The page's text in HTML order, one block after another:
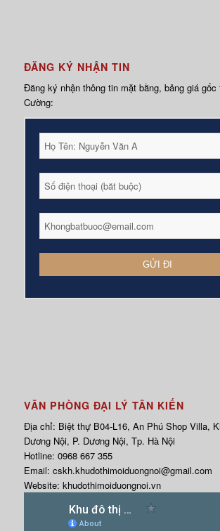
ĐĂNG KÝ NHẬN TIN
Đăng ký nhận thông tin mặt bằng, bảng giá
Cường:
VĂN PHÒNG ĐẠI LÝ TÂN KIẾN
Địa chỉ: Biệt thự B04-L16, An Phú Shop Villa,
Dương Nội, P. Dương Nội, Tp. Hà Nội
Hotline: 0968 667 355
Email: cskh.khudothimoiduongnoi@gmail.com
Website: khudothimoiduongnoi.vn